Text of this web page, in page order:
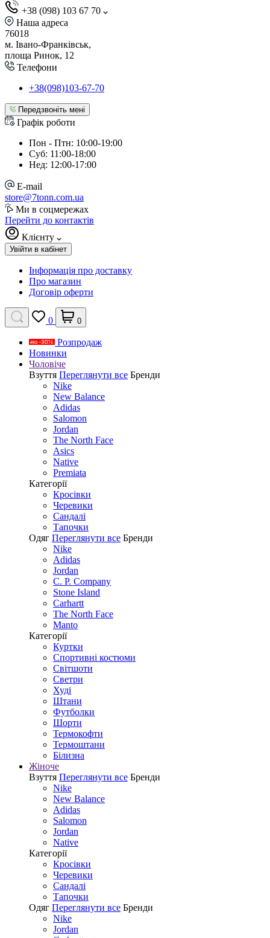
+38 (098) 103 67 70
Наша адреса
76018
м. Івано-Франківськ,
площа Ринок, 12
Телефони
+38(098)103-67-70
Передзвоніть мені
Графік роботи
Пон - Птн: 10:00-19:00
Суб: 11:00-18:00
Нед: 12:00-17:00
E-mail
store@7tonn.com.ua
Ми в соцмережах
Перейти до контактів
Клієнту
Увійти в кабінет
Інформація про доставку
Про магазин
Договір оферти
0 0
Розпродаж
Новинки
Чоловіче
Взуття Переглянути все Бренди
Nike
New Balance
Adidas
Salomon
Jordan
The North Face
Asics
Native
Premiata
Категорії
Кросівки
Черевики
Сандалі
Tапочки
Одяг Переглянути все Бренди
Nike
Adidas
Jordan
C. P. Company
Stone Island
Carhartt
The North Face
Manto
Категорії
Куртки
Спортивні костюми
Світшоти
Светри
Худі
Штани
Футболки
Шорти
Термокофти
Термоштани
Білизна
Жіноче
Взуття Переглянути все Бренди
Nike
New Balance
Adidas
Salomon
Jordan
Native
Категорії
Кросівки
Черевики
Сандалі
Tапочки
Одяг Переглянути все Бренди
Nike
Jordan